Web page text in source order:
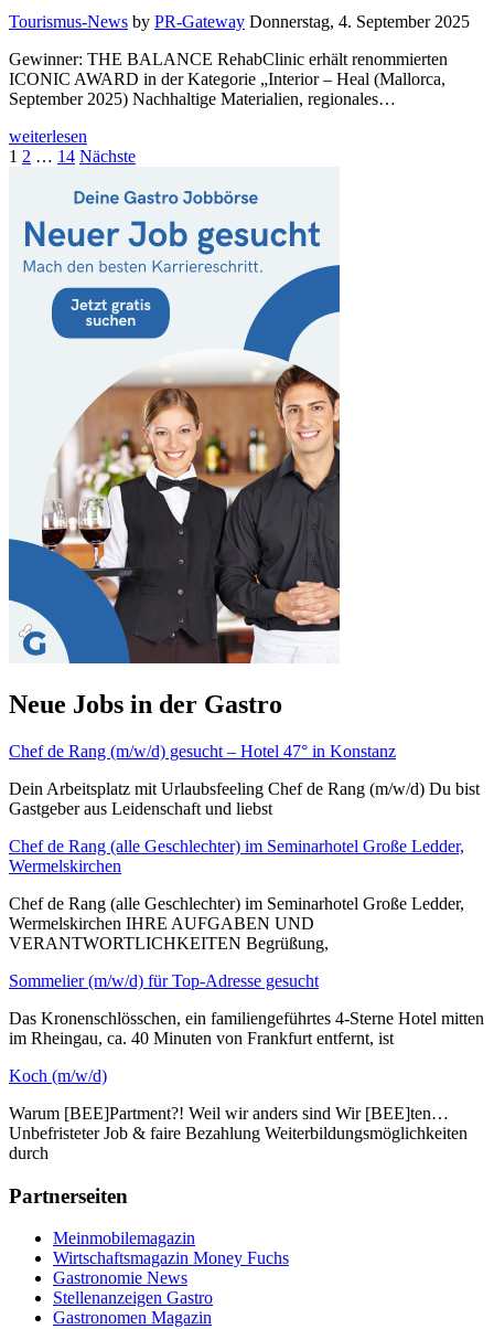
Tourismus-News by PR-Gateway Donnerstag, 4. September 2025
Gewinner: THE BALANCE RehabClinic erhält renommierten
ICONIC AWARD in der Kategorie „Interior – Heal (Mallorca,
September 2025) Nachhaltige Materialien, regionales…
weiterlesen
Seitennummerierung
Beiträge
1 2 … 14 Nächste
Neue Jobs in der Gastro
Chef de Rang (m/w/d) gesucht – Hotel 47° in Konstanz
Dein Arbeitsplatz mit Urlaubsfeeling Chef de Rang (m/w/d) Du bist
Gastgeber aus Leidenschaft und liebst
Chef de Rang (alle Geschlechter) im Seminarhotel Große Ledder,
Wermelskirchen
Chef de Rang (alle Geschlechter) im Seminarhotel Große Ledder,
Wermelskirchen IHRE AUFGABEN UND
VERANTWORTLICHKEITEN Begrüßung,
Sommelier (m/w/d) für Top-Adresse gesucht
Das Kronenschlösschen, ein familiengeführtes 4-Sterne Hotel mitten
im Rheingau, ca. 40 Minuten von Frankfurt entfernt, ist
Koch (m/w/d)
Warum [BEE]Partment?! Weil wir anders sind Wir [BEE]ten…
Unbefristeter Job & faire Bezahlung Weiterbildungsmöglichkeiten
durch
Partnerseiten
Meinmobilemagazin
Wirtschaftsmagazin Money Fuchs
Gastronomie News
Stellenanzeigen Gastro
Gastronomen Magazin